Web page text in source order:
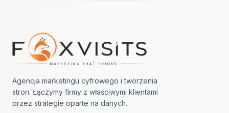
Nawigacja w stopce
Agencja marketingu cyfrowego i tworzenia
stron. Łączymy firmy z właściwymi klientami
przez strategie oparte na danych.